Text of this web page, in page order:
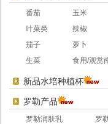
番茄
玉米
叶菜类
辣椒
茄子
萝卜
生菜
食用/观赏
新品水培种植杯
罗勒产品
罗勒润肤乳
罗